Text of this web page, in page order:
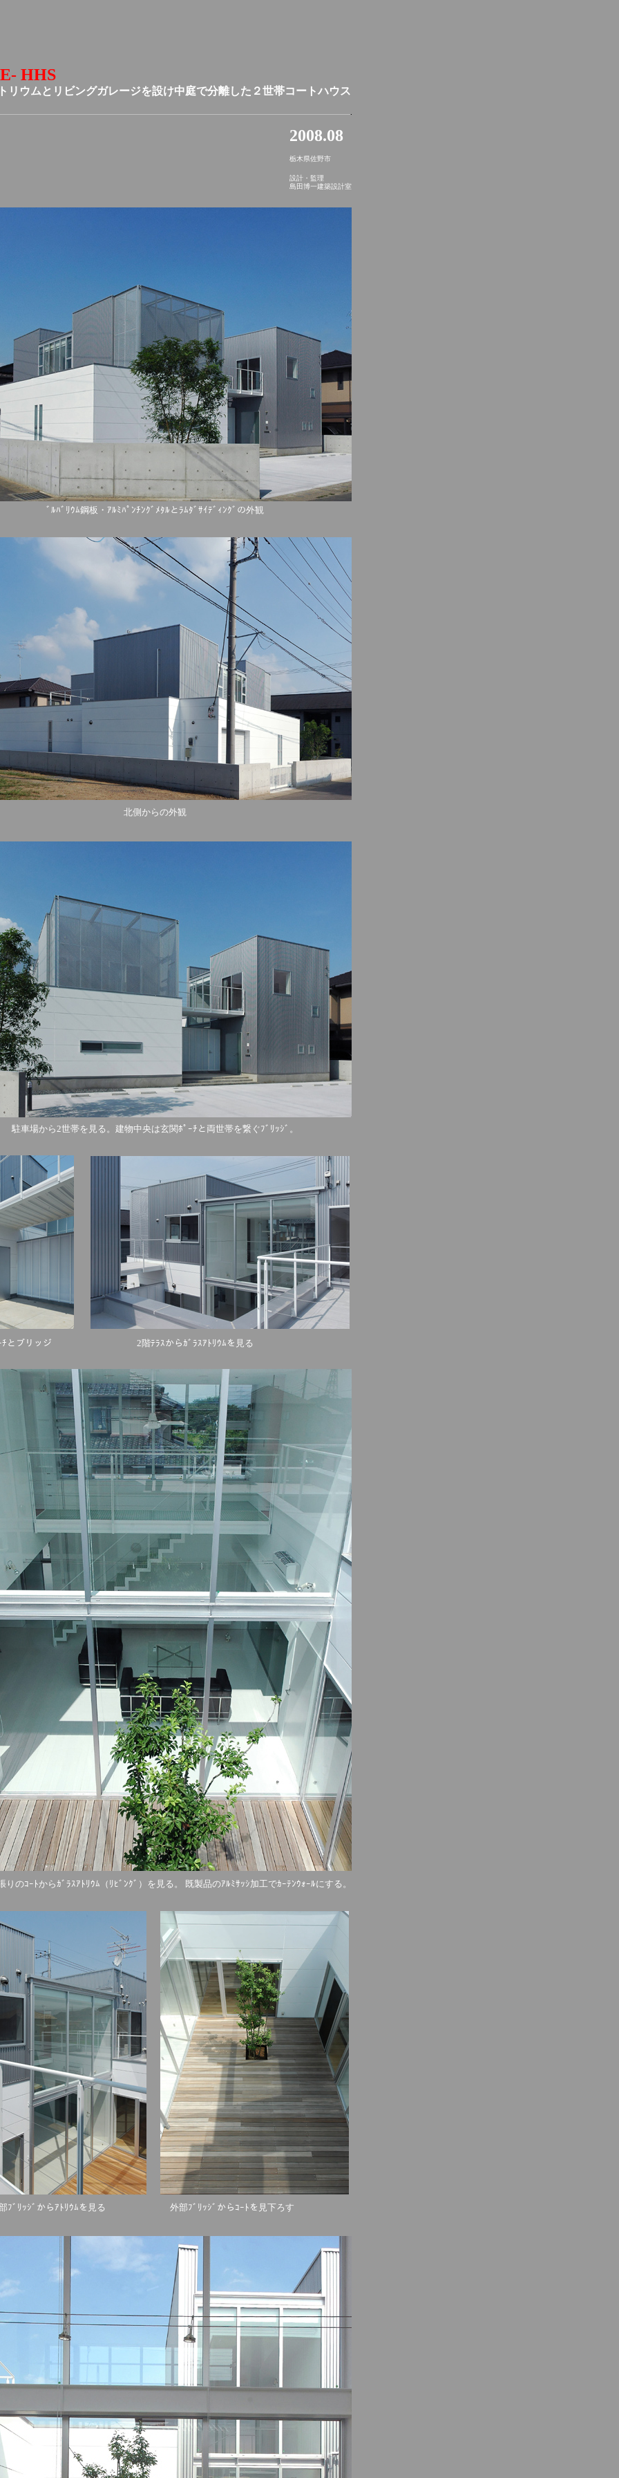
HHS
リウムとリビングガレージを設け中庭で分離した２世帯コートハウス
2008.08
栃木県佐野市
設計・監理
島田博一建築設計室
ﾞﾙﾊﾞﾘｳﾑ鋼板・ｱﾙﾐﾊﾟﾝﾁﾝｸﾞﾒﾀﾙとﾗﾑﾀﾞｻｲﾃﾞｨﾝｸﾞの外観
北側からの外観
駐車場から2世帯を見る。建物中央は玄関ﾎﾟｰﾁと両世帯を繋ぐﾌﾞﾘｯｼﾞ。
とブリッジ 2階ﾃﾗｽからｶﾞﾗｽｱﾄﾘｳﾑを見る
りのｺｰﾄからｶﾞﾗｽｱﾄﾘｳﾑ（ﾘﾋﾞﾝｸﾞ）を見る。 既製品のｱﾙﾐｻｯｼ加工でｶｰﾃﾝｳｫｰﾙにする。
ｼﾞからｱﾄﾘｳﾑを見る 外部ﾌﾞﾘｯｼﾞからｺｰﾄを見下ろす